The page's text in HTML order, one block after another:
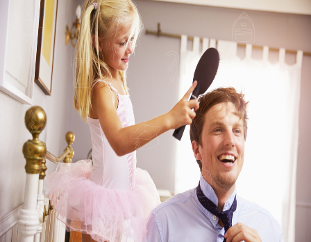
MIJN PAPA, MAAR
DAN EVEN
ANDERS